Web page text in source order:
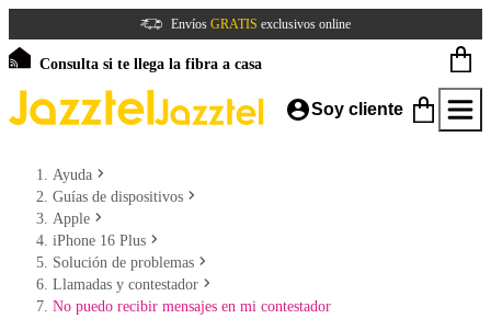
Envíos GRATIS exclusivos online
Consulta si te llega la fibra a casa
Soy cliente
Ayuda
Guías de dispositivos
Apple
iPhone 16 Plus
Solución de problemas
Llamadas y contestador
No puedo recibir mensajes en mi contestador